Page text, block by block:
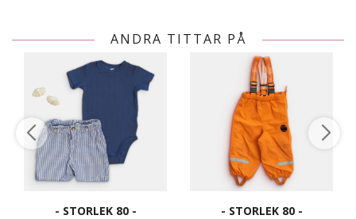
ANDRA TITTAR PÅ
- STORLEK 80 - - STORLEK 80 -